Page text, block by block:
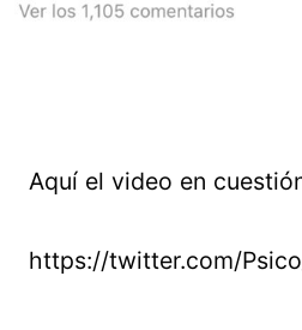
Aquí el video en
https://twitter.com/